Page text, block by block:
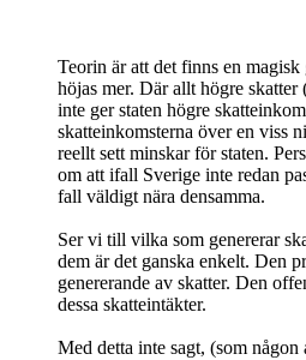
Teorin är att det finns en magisk
höjas mer. Där allt högre
inte ger staten högre
skatteinkomsterna över en viss
reellt sett minskar för staten.
om att ifall Sverige inte redan
fall väldigt nära densamma.
Ser vi till vilka som genererar
dem är det ganska enkelt. Den
genererande av skatter. Den
dessa skatteintäkter.
Med detta inte sagt, (som